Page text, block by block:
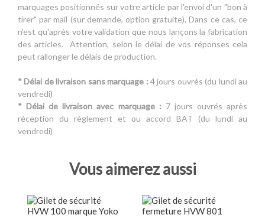
marquages positionnés sur votre article par l'envoi d'un "bon à
tirer" par mail (sur demande, option gratuite). Dans ce cas, ce
n'est qu'après votre validation que nous lançons la fabrication
des articles. Attention, selon le délai de vos réponses cela
peut rallonger le délais de production.
* Délai de livraison sans marquage : 4 jours ouvrés (du lundi au
vendredi)
* Délai de livraison avec marquage : 7 jours ouvrés après
réception du règlement et ou accord BAT (du lundi au
vendredi)
Vous aimerez aussi